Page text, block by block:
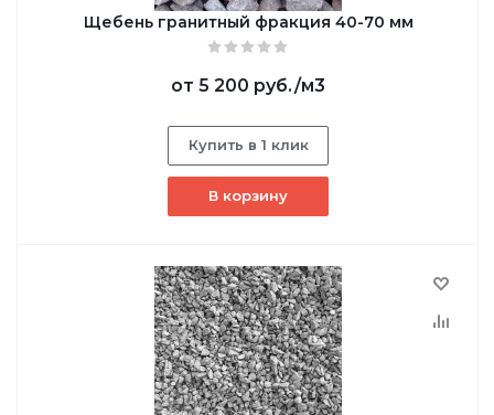
Щебень гранитный фракция 40-70 мм
от 5 200 руб./м3
Купить в 1 клик
В корзину